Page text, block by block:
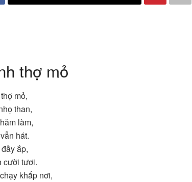
thợ mỏ
mỏ,
than,
làm,
hát.
ắp,
cười tươi.
khắp nơi,